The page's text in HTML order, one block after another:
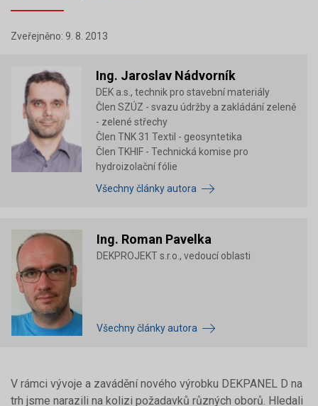
Zveřejněno: 9. 8. 2013
Ing. Jaroslav Nádvorník
DEK a.s., technik pro stavební materiály
Člen SZÚZ - svazu údržby a zakládání zeleně
- zelené střechy
Člen TNK 31 Textil - geosyntetika
Člen TKHIF - Technická komise pro
hydroizolační fólie
Všechny články autora
Ing. Roman Pavelka
DEKPROJEKT s.r.o., vedoucí oblasti
Všechny články autora
V rámci vývoje a zavádění nového výrobku DEKPANEL D na
trh jsme narazili na kolizi požadavků různých oborů. Hledali